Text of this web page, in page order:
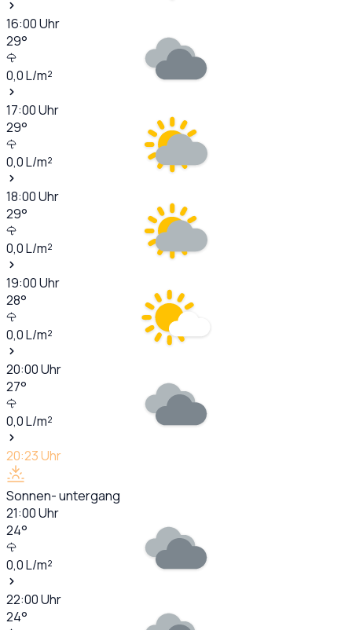
16:00Uhr
29°
0,0L/m²
17:00Uhr
29°
0,0L/m²
18:00Uhr
29°
0,0L/m²
19:00Uhr
28°
0,0L/m²
20:00Uhr
27°
0,0L/m²
20:23Uhr
Sonnen- untergang
21:00Uhr
24°
0,0L/m²
22:00Uhr
24°